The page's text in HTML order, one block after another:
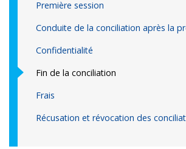
Première session
Conduite de la conciliation après la
Confidentialité
Fin de la conciliation
Frais
Récusation et révocation des